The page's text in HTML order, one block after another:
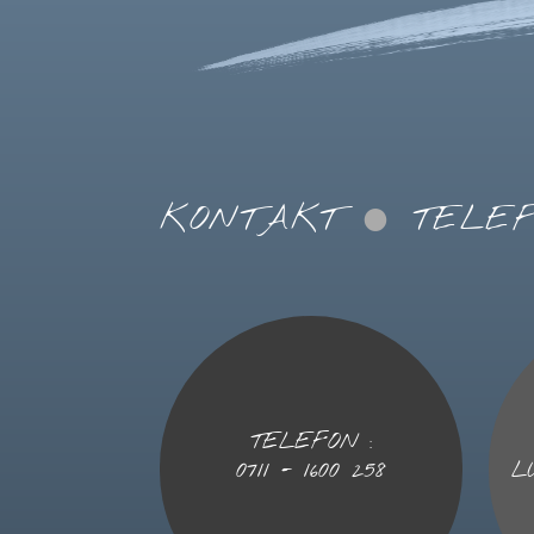
KONTAKT
TELEFON :
0711 - 1600 258